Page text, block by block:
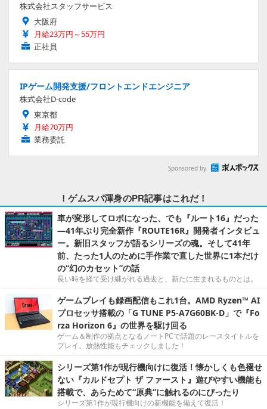
株式会社スタッフサービス
大阪府
月給23万円～55万円
正社員
IPゲーム開発支援/フロントエンドエンジニア
株式会社D-code
東京都
月給70万円
業務委託
Sponsored by
！ゲムスパ渾身のPR記事はこれだ！
車が変形してロボになった、でも『ルート16』だった
―41年ぶり完全新作『ROUTE16R』開発者インタビュ
ー。新旧スタッフが語るシリーズの魂。そして41年
前、たった1人のために手作業で直した世界に1本だけ
の“幻のカセット”の話
長い時を経て受け継がれる過去と、新たに生まれるものとは。
ゲームプレイも録画配信もこれ1台。AMD Ryzen™ AI
プロセッサ搭載の「G TUNE P5-A7G60BK-D」で『Fo
rza Horizon 6』の世界を駆け回る
ゲーム＆制作の拠点となるノートPCで話題のレースタイトルを
プレイ。放熱性能もチェックしました！
シリーズ第1作が現行機向けに復活！懐かしくも色褪せ
ない『カルドセプト ザ ファースト』遊びやすい機能も
搭載で、あらためて“原典”に触れるのにぴったり
シリーズ第1作が現行機向けの新機能を備えて復活！